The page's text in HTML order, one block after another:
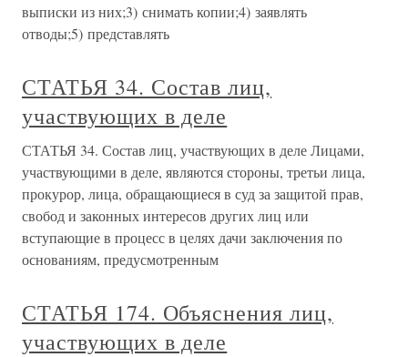
выписки из них;3) снимать копии;4) заявлять
отводы;5) представлять
СТАТЬЯ 34. Состав лиц,
участвующих в деле
СТАТЬЯ 34. Состав лиц, участвующих в деле Лицами,
участвующими в деле, являются стороны, третьи лица,
прокурор, лица, обращающиеся в суд за защитой прав,
свобод и законных интересов других лиц или
вступающие в процесс в целях дачи заключения по
основаниям, предусмотренным
СТАТЬЯ 174. Объяснения лиц,
участвующих в деле